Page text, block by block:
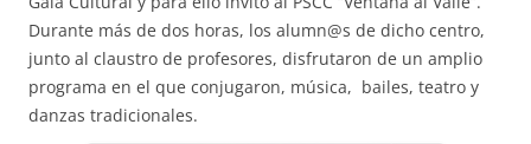
Durante más de dos horas, los alumn@s de dicho centro,
junto al claustro de profesores, disfrutaron de un amplio
programa en el que conjugaron, música, bailes, teatro y
danzas tradicionales.